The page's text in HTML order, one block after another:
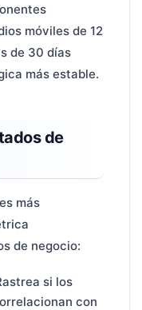
móviles de 12
de 30 días
más estable.
de
más
de negocio:
si los
con